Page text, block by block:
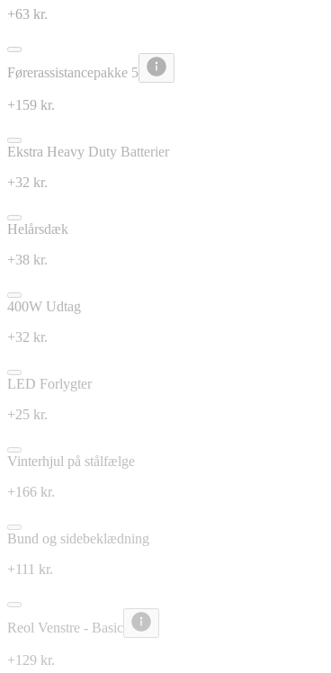
+63 kr.
Førerassistancepakke 5
+159 kr.
Ekstra Heavy Duty Batterier
+32 kr.
Helårsdæk
+38 kr.
400W Udtag
+32 kr.
LED Forlygter
+25 kr.
Vinterhjul på stålfælge
+166 kr.
Bund og sidebeklædning
+111 kr.
Reol Venstre - Basic
+129 kr.